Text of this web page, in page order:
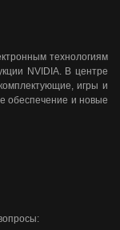
технологиям
NVIDIA. В центре
игры и
обеспечение и новые